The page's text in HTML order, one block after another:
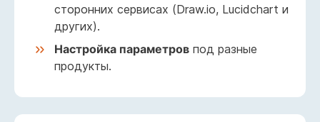
сторонних сервисах (Draw.io, Lucidchart и
других).
Настройка параметров под разные
продукты.